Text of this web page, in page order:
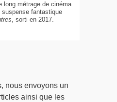
long métrage de cinéma
fantastique
, sorti en 2017.
nous envoyons un
ainsi que les